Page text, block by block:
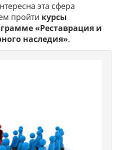
эта сфера
пройти курсы
«Реставрация и
наследия».